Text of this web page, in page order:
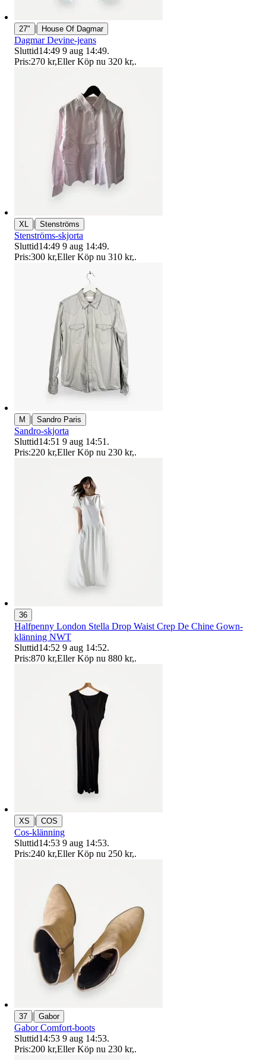
27" | House Of Dagmar
Dagmar Devine-jeans
Sluttid14:49 9 aug 14:49.
Pris:270 kr,Eller Köp nu 320 kr,.
XL | Stenströms
Stenströms-skjorta
Sluttid14:49 9 aug 14:49.
Pris:300 kr,Eller Köp nu 310 kr,.
M | Sandro Paris
Sandro-skjorta
Sluttid14:51 9 aug 14:51 .
Pris:220 kr,Eller Köp nu 230 kr,.
36
Halfpenny London Stella Drop Waist Crep De Chine Gown-
klänning NWT
Sluttid14:52 9 aug 14:52.
Pris:870 kr,Eller Köp nu 880 kr,.
XS | COS
Cos-klänning
Sluttid14:53 9 aug 14:53.
Pris:240 kr,Eller Köp nu 250 kr,.
37 | Gabor
Gabor Comfort-boots
Sluttid14:53 9 aug 14:53.
Pris:200 kr,Eller Köp nu 230 kr,.